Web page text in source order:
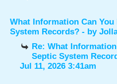
What Information Can
System Records? - by
Re: What
Septic System
Jul 11, 2026 3:41am